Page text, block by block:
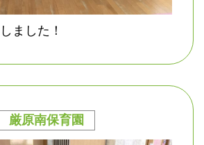
ました！
厳原南保育園